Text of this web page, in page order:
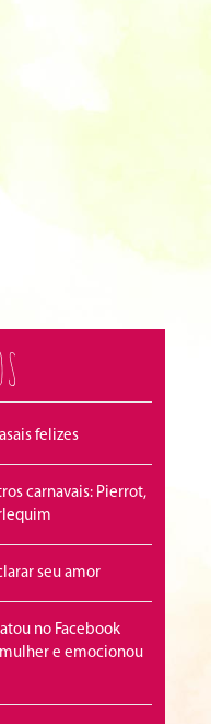
felizes
carnavais: Pierrot,
seu amor
no Facebook
e emocionou